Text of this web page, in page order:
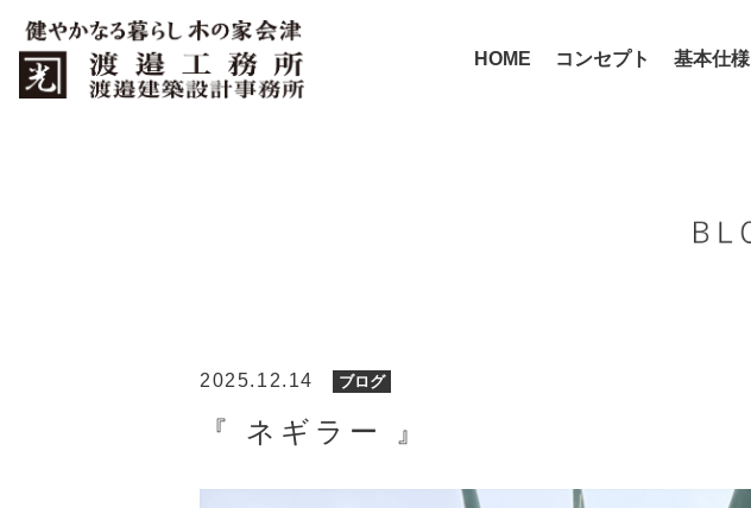
HOME コンセプト 基本仕様
2025.12.14 ブログ
『 ネギラー 』